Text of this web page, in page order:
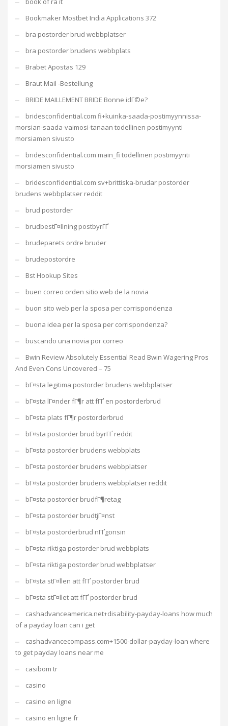
Bookmaker Mostbet India Applications 372
bra postorder brud webbplatser
bra postorder brudens webbplats
Brabet Apostas 129
Braut Mail -Bestellung
BRIDE MAILLEMENT BRIDE Bonne idГ©e?
bridesconfidential.com fi+kuinka-saada-postimyynnissa-
morsian-saada-vaimosi-tanaan todellinen postimyynti
morsiamen sivusto
bridesconfidential.com main_fi todellinen postimyynti
morsiamen sivusto
bridesconfidential.com sv+brittiska-brudar postorder
brudens webbplatser reddit
brud postorder
brudbestГ¤llning postbyrГҐ
brudeparets ordre bruder
brudepostordre
Bst Hookup Sites
buen correo orden sitio web de la novia
buon sito web per la sposa per corrispondenza
buona idea per la sposa per corrispondenza?
buscando una novia por correo
Bwin Review Absolutely Essential Read Bwin Wagering Pros
And Even Cons Uncovered – 75
bГ¤sta legitima postorder brudens webbplatser
bГ¤sta lГ¤nder fГ¶r att fГҐ en postorderbrud
bГ¤sta plats fГ¶r postorderbrud
bГ¤sta postorder brud byrГҐ reddit
bГ¤sta postorder brudens webbplats
bГ¤sta postorder brudens webbplatser
bГ¤sta postorder brudens webbplatser reddit
bГ¤sta postorder brudfГ¶retag
bГ¤sta postorder brudtjГ¤nst
bГ¤sta postorderbrud nГҐgonsin
bГ¤sta riktiga postorder brud webbplats
bГ¤sta riktiga postorder brud webbplatser
bГ¤sta stГ¤llen att fГҐ postorder brud
bГ¤sta stГ¤llet att fГҐ postorder brud
cashadvanceamerica.net+disability-payday-loans how much
of a payday loan can i get
cashadvancecompass.com+1500-dollar-payday-loan where
to get payday loans near me
casibom tr
casino
casino en ligne
casino en ligne fr